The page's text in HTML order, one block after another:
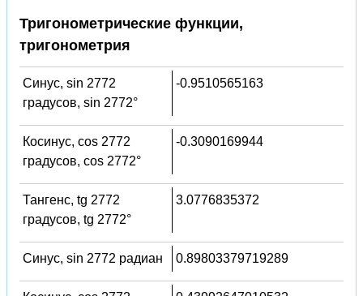
Тригонометрические функции,
тригонометрия
Синус, sin 2772
градусов, sin 2772°
-0.9510565163
Косинус, cos 2772
градусов, cos 2772°
-0.3090169944
Тангенс, tg 2772
градусов, tg 2772°
3.0776835372
Синус, sin 2772 радиан 0.89803379719289